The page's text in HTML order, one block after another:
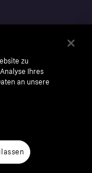
zu
Ihres
an unsere